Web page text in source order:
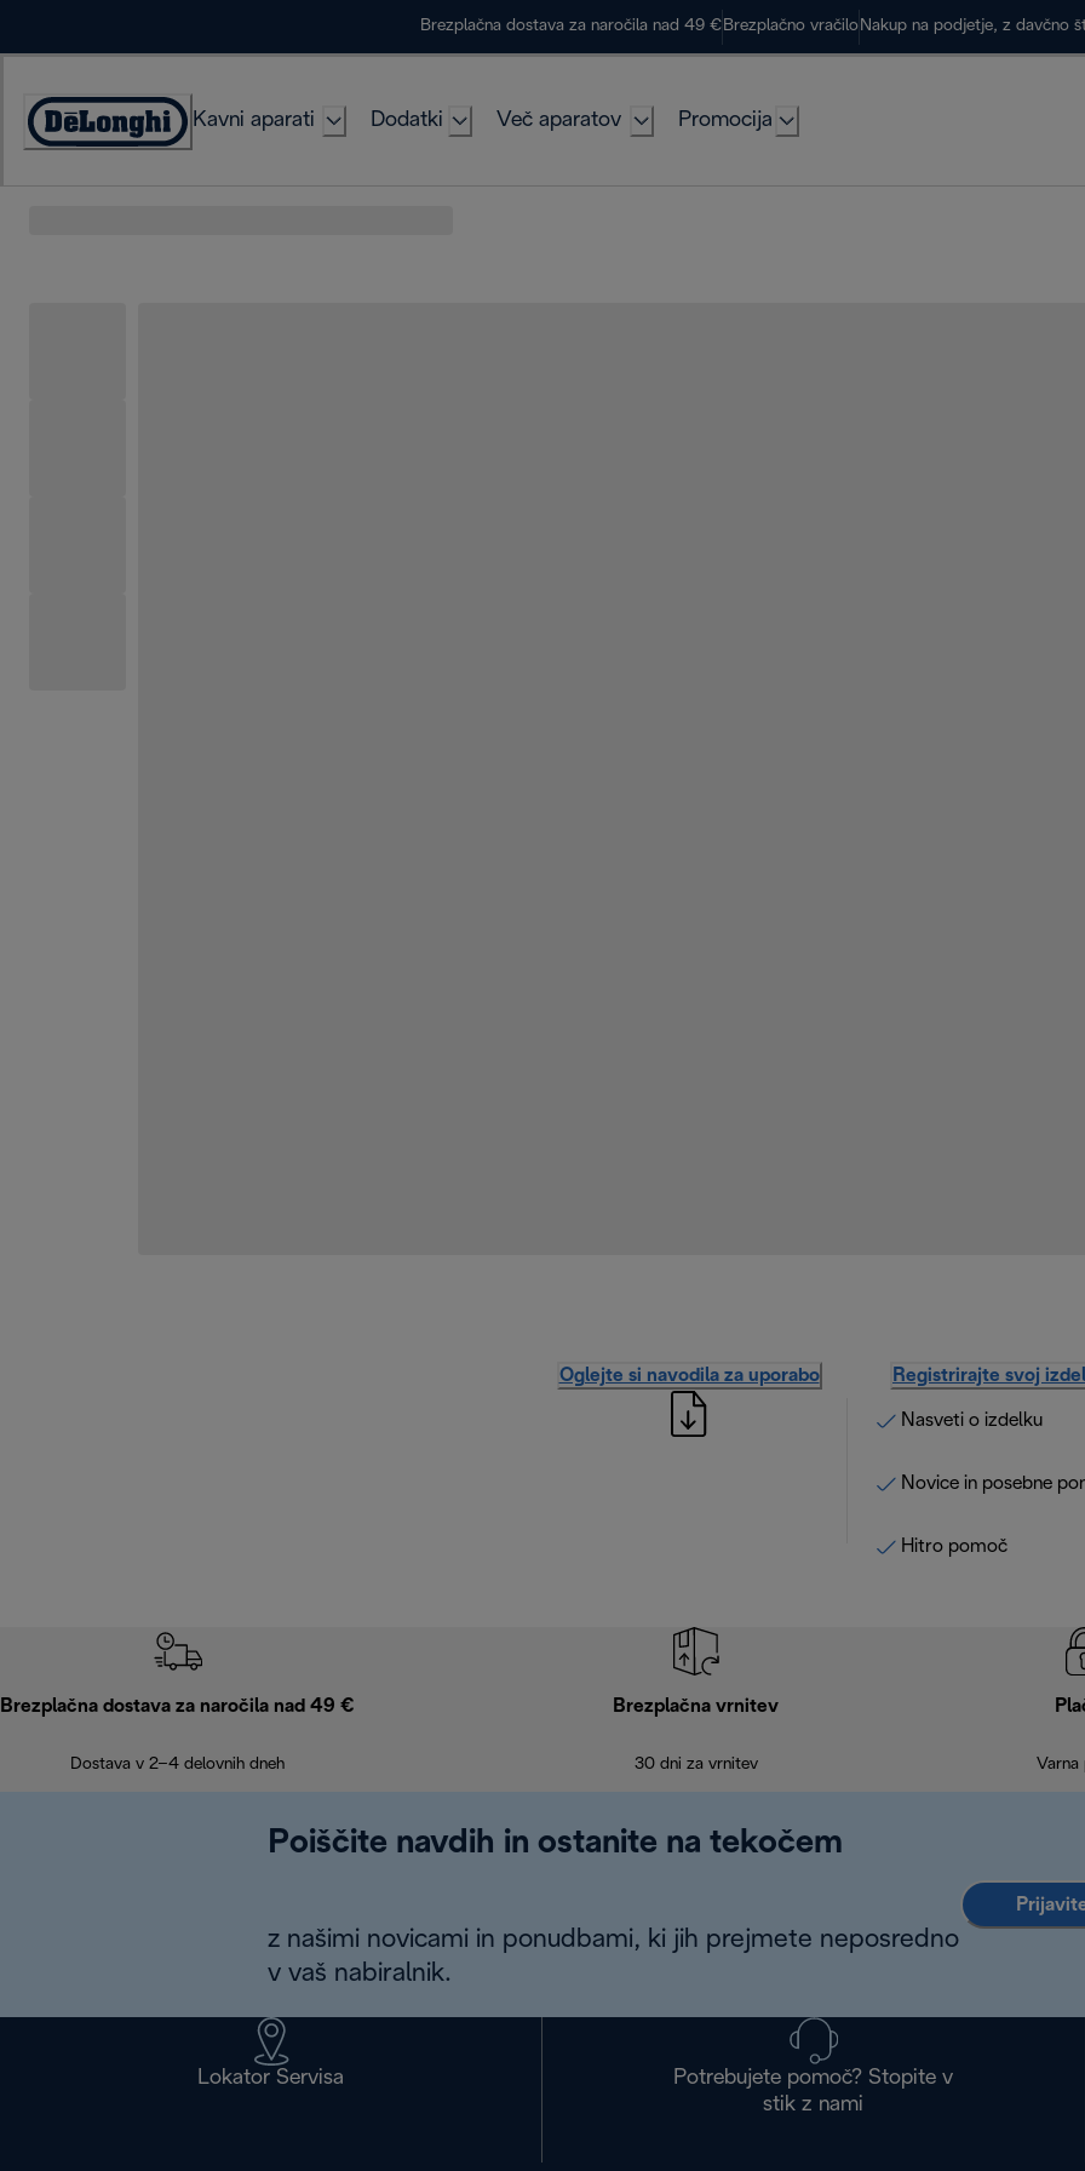
Brezplačna dostava za naročila nad 49 € Brezplačno vračilo Nakup na podjetje, z davčno
Accessibility
Kavni aparati Dodatki Več aparatov Promocija
Oglejte si navodila za uporabo Registrirajte svoj
Nasveti o izdelku
Novice in posebne
Hitro pomoč
Brezplačna dostava za naročila nad 49 €
Dostava v 2–4 delovnih dneh
Brezplačna vrnitev
30 dni za vrnitev Varna
Poiščite navdih in ostanite na tekočem
z našimi novicami in ponudbami, ki jih prejmete neposredno
v vaš nabiralnik.
Lokator Servisa
Potrebujete pomoč? Stopite v
stik z nami